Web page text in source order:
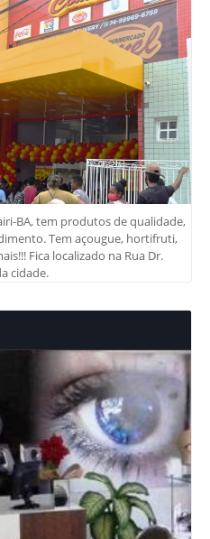
BA, tem produtos de qualidade,
Tem açougue, hortifruti,
Fica localizado na Rua Dr.
cidade.